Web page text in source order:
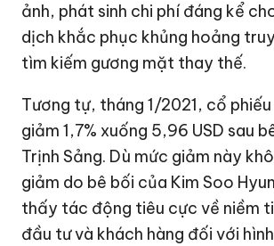
ảnh, phát sinh chi phí đáng kể
dịch khắc phục khủng hoảng
tìm kiếm gương mặt thay thế.
Tương tự, tháng 1/2021, cổ
giảm 1,7% xuống 5,96 USD sau
Trịnh Sảng. Dù mức giảm này
giảm do bê bối của Kim Soo
thấy tác động tiêu cực về niềm
đầu tư và khách hàng đối với